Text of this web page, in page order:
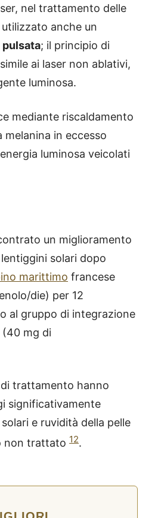
nel trattamento delle
anche un
pulsata; il principio di
ai laser non ablativi,
luminosa.
mediante riscaldamento
melanina in eccesso
luminosa veicolati
un miglioramento
solari dopo
marittimo francese
die) per 12
al gruppo di integrazione
(40 mg di
trattamento hanno
significativamente
e ruvidità della pelle
non trattato 12.